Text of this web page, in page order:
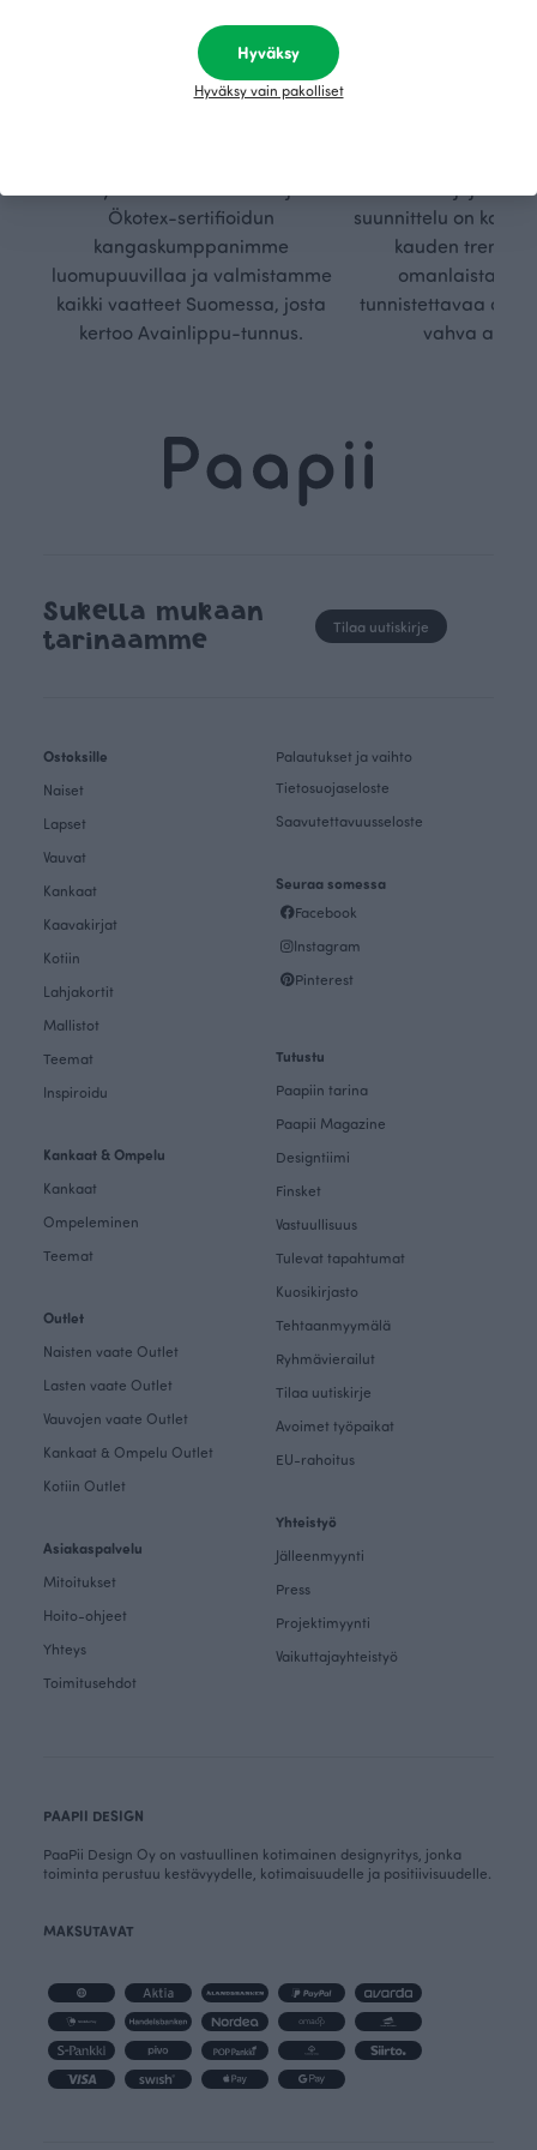
Kestä
vyys
Ökotex-sertifioidun
kangaskumppanimme
luomupuuvillaa ja valmistamme
kaikki vaatteet Suomessa, josta
kertoo Avainlippu-tunnus.
aseteta rajoja.
suunnittelu on
kauden
omanlaista,
tunnistettavaa
vahva
Sukella mukaan
tarinaamme
Tilaa uutiskirje
Ostoksille
Naiset
Lapset
Vauvat
Kankaat
Kaavakirjat
Kotiin
Lahjakortit
Mallistot
Teemat
Inspiroidu
Kankaat & Ompelu
Kankaat
Ompeleminen
Teemat
Outlet
Naisten vaate Outlet
Lasten vaate Outlet
Vauvojen vaate Outlet
Kankaat & Ompelu Outlet
Kotiin Outlet
Asiakaspalvelu
Mitoitukset
Hoito-ohjeet
Yhteys
Toimitusehdot
Palautukset ja vaihto
Tietosuojaseloste
Saavutettavuusseloste
Seuraa somessa
Facebook
Instagram
Pinterest
Tutustu
Paapiin tarina
Paapii Magazine
Designtiimi
Finsket
Vastuullisuus
Tulevat tapahtumat
Kuosikirjasto
Tehtaanmyymälä
Ryhmävierailut
Tilaa uutiskirje
Avoimet työpaikat
EU-rahoitus
Yhteistyö
Jälleenmyynti
Press
Projektimyynti
Vaikuttajayhteistyö
PAAPII DESIGN
PaaPii Design Oy on vastuullinen kotimainen designyritys, jonka
toiminta perustuu kestävyydelle, kotimaisuudelle ja positiivisuudelle.
MAKSUTAVAT
Hyväksy
Hyväksy vain pakolliset